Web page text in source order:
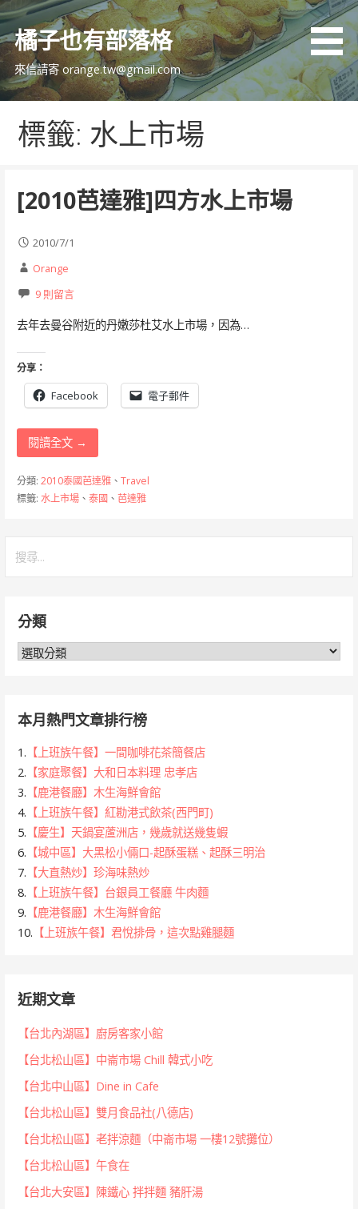
跳
主
內
橘子也有部落格
來信請寄 orange.tw@gmail.com
標籤: 水上市場
[2010芭達雅]四方水上市場
2010/7/1
Orange
9 則留言
去年去曼谷附近的丹嫩莎杜艾水上市場，因為…
分享：
Facebook 電子郵件
閱讀全文 →
分類: 2010泰國芭達雅、 Travel
標籤: 水上市場、 泰國、 芭達雅
字:分類
分
本月熱門文章排行榜
1. 【上班族午餐】一間咖啡花茶簡餐店
2. 【家庭聚餐】大和日本料理 忠孝店
3. 【鹿港餐廳】木生海鮮會館
4. 【上班族午餐】紅勘港式飲茶(西門町)
5. 【慶生】天鍋宴蘆洲店，幾歲就送幾隻蝦
6. 【城中區】大黑松小倆口-起酥蛋糕、起酥三明治
7. 【大直熱炒】珍海味熱炒
8. 【上班族午餐】台銀員工餐廳 牛肉麵
9. 【鹿港餐廳】木生海鮮會館
10. 【上班族午餐】君悅排骨，這次點雞腿麵
近期文章
【台北內湖區】廚房客家小館
【台北松山區】中崙市場 Chill 韓式小吃
【台北中山區】Dine in Cafe
【台北松山區】雙月食品社(八德店)
【台北松山區】老拌涼麵（中崙市場 一樓12號攤位）
【台北松山區】午食在
【台北大安區】陳鐵心 拌拌麵 豬肝湯